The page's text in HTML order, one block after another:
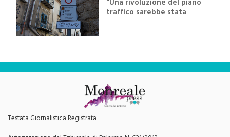
diRedazione
"Una rivoluzione del piano
Testata Giornalistica Registrata